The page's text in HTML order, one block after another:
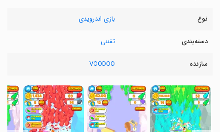
نوع بازی اندرویدی
دسته‌بندی تفننی
سازنده VOODOO